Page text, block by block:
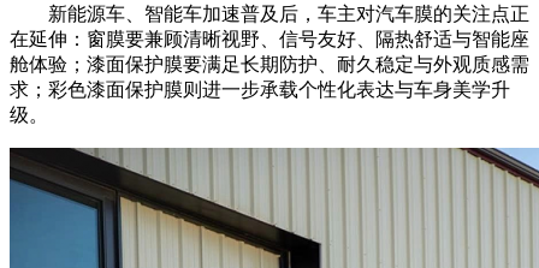
新能源车、智能车加速普及后，车主对汽车膜的关注点正
在延伸：窗膜要兼顾清晰视野、信号友好、隔热舒适与智能座
舱体验；漆面保护膜要满足长期防护、耐久稳定与外观质感需
求；彩色漆面保护膜则进一步承载个性化表达与车身美学升
级。